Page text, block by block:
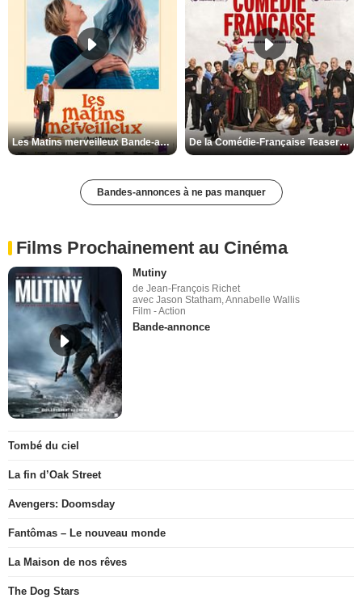
Les Matins merveilleux Bande-annonce VF De la Comédie-Française Teaser VF
Bandes-annonces à ne pas manquer
Films Prochainement au Cinéma
Mutiny
de Jean-François Richet
avec Jason Statham, Annabelle Wallis
Film - Action
Bande-annonce
Tombé du ciel
La fin d’Oak Street
Avengers: Doomsday
Fantômas – Le nouveau monde
La Maison de nos rêves
The Dog Stars